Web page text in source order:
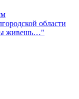
области
живешь…"